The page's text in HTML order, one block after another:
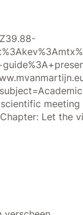
Let the